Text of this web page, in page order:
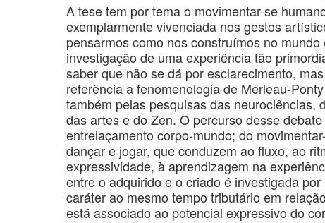
A tese tem por tema o movimentar-se
exemplarmente vivenciada nos gestos
pensarmos como nos construímos no
investigação de uma experiência tão
saber que não se dá por esclarecimento,
referência a fenomenologia de Merleau-
também pelas pesquisas das
das artes e do Zen. O percurso desse
entrelaçamento corpo-mundo; do
dançar e jogar, que conduzem ao fluxo, ao
expressividade, à aprendizagem na
entre o adquirido e o criado é investigada
caráter ao mesmo tempo tributário em
está associado ao potencial expressivo do